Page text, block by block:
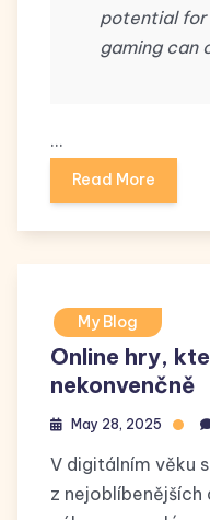
potential for
gaming can
…
Read More
My Blog
Online hry,
nekonvenčně
May 28, 2025
V digitálním věku
z nejoblíbenějších